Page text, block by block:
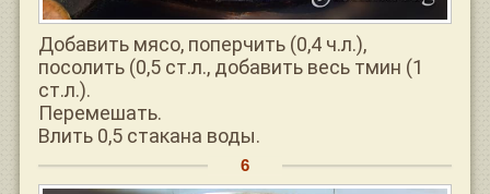
Добавить мясо, поперчить (0,4 ч.л.),
посолить (0,5 ст.л., добавить весь тмин (1
ст.л.).
Перемешать.
Влить 0,5 стакана воды.